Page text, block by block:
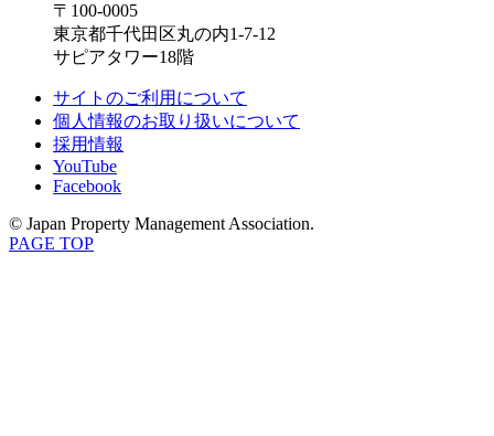
〒100-0005
東京都千代田区丸の内1-7-12
サピアタワー18階
サイトのご利用について
個人情報のお取り扱いについて
採用情報
YouTube
Facebook
© Japan Property Management Association.
PAGE TOP